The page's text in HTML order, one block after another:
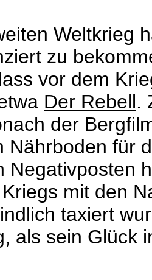
Weltkrieg
zu
vor dem
Der Rebell.
der
Nährboden für
Negativposten
mit den
taxiert
als sein Glück